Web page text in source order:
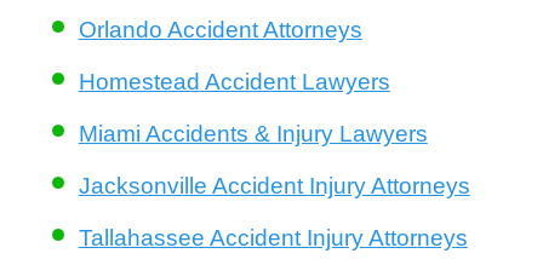
Orlando Accident Attorneys
Homestead Accident Lawyers
Miami Accidents & Injury Lawyers
Jacksonville Accident Injury Attorneys
Tallahassee Accident Injury Attorneys